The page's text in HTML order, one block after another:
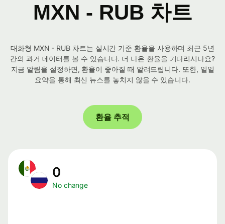
MXN - RUB 차트
대화형 MXN - RUB 차트는 실시간 기준 환율을 사용하며 최근 5년
간의 과거 데이터를 볼 수 있습니다. 더 나은 환율을 기다리시나요?
지금 알림을 설정하면, 환율이 좋아질 때 알려드립니다. 또한, 일일
요약을 통해 최신 뉴스를 놓치지 않을 수 있습니다.
환율 추적
0
No change